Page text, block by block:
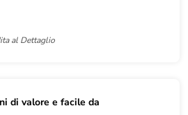
al Dettaglio
di valore e facile da